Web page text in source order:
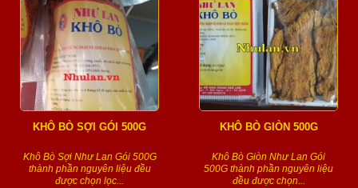
KHÔ BÒ SỢI GÓI 500G
Khô Bò Sợi Như Lan Gói 500G
thành phần nguyên liệu đều
được chọn lọc...
KHÔ BÒ GIÒN 500G
Khô Bò Giòn Như Lan Gói
500G thành phần nguyên liệu
đều được chọn...